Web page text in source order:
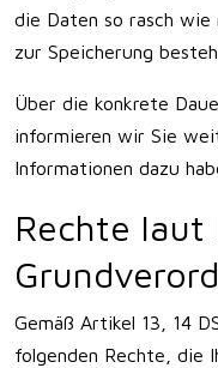
die Daten so rasch
zur Speicherung
Über die konkrete
informieren wir Sie
Informationen dazu
Rechte laut
Gemäß Artikel 13, 14
folgenden Rechte, die